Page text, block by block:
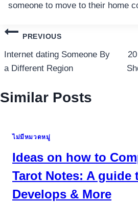
someone to move to their home
แนะแนว
เรื่อง
PREVIOUS
Internet dating Someone By
a Different Region
Similar Posts
ไม่มีหมวดหมู่
Ideas on how to
Tarot Notes: A guide
Develops & More